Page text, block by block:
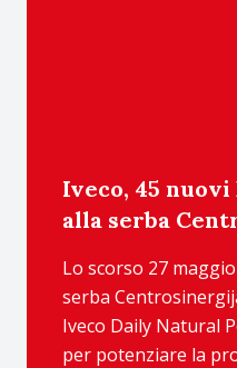
Iveco, 45
alla serba
Lo scorso 27
serba
Iveco Daily Natural
per potenziare la